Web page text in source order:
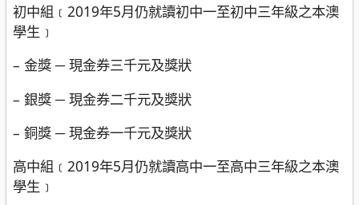
初中組﹝2019年5月仍就讀初中一至初中三年級之本澳
學生﹞
– 金獎 ─ 現金券三千元及獎狀
– 銀獎 ─ 現金券二千元及獎狀
– 銅獎 ─ 現金券一千元及獎狀
高中組﹝2019年5月仍就讀高中一至高中三年級之本澳
學生﹞